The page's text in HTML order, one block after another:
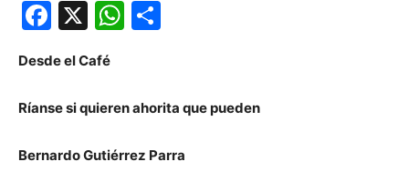
Facebook
X WhatsApp
Desde el Café
Ríanse si quieren ahorita que pueden
Bernardo Gutiérrez Parra